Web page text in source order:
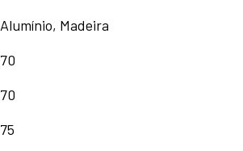
Alumínio, Madeira
70
70
75